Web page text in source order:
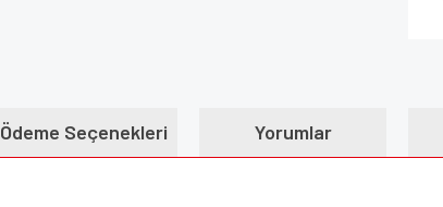
Ödeme Seçenekleri Yorumlar